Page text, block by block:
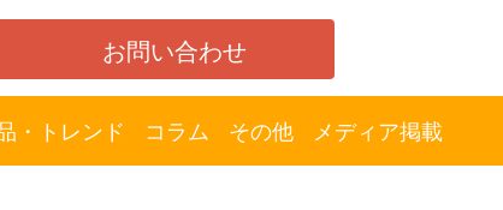
お問い合わせ
・トレンド コラム その他 メディア掲載